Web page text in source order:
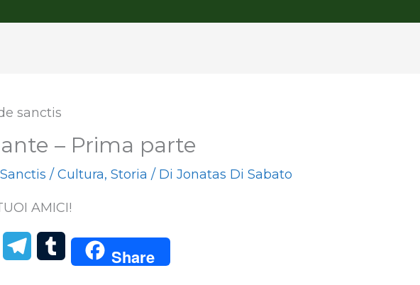
– Prima parte
/ Cultura, Storia / Di Jonatas Di Sabato
AMICI!
W Share